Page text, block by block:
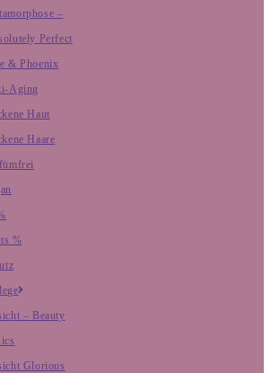
–
Perfect
& Phoenix
Aging
Haut
Haare
%
– Beauty
Glorious